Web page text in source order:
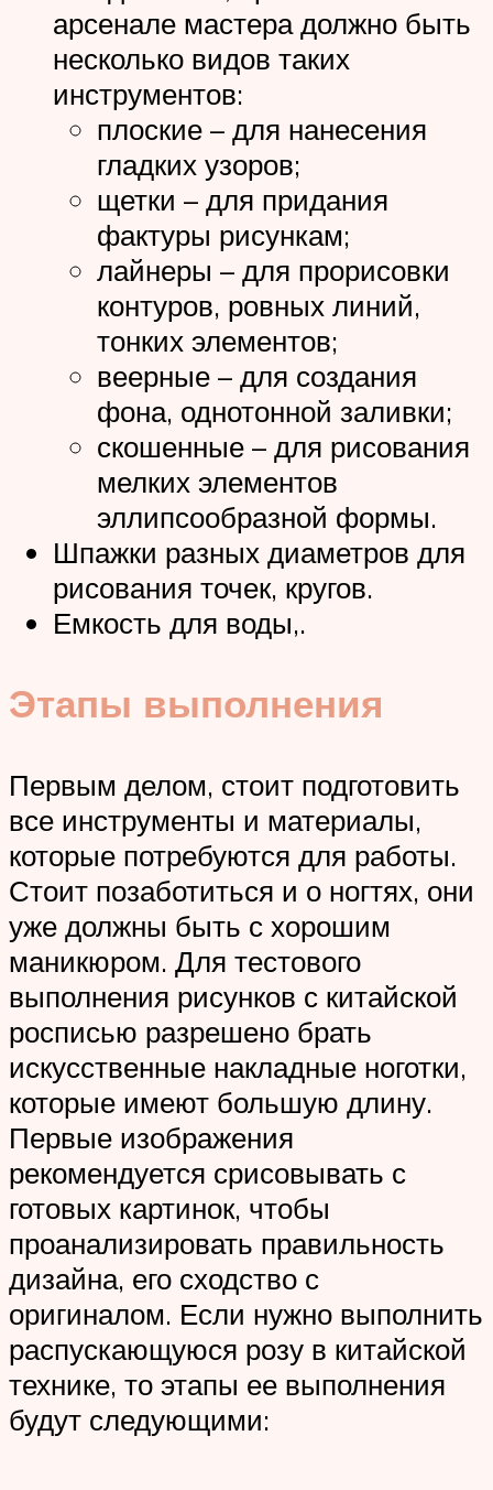
арсенале мастера должно быть
несколько видов таких
инструментов:
плоские – для нанесения
гладких узоров;
щетки – для придания
фактуры рисункам;
лайнеры – для прорисовки
контуров, ровных линий,
тонких элементов;
веерные – для создания
фона, однотонной заливки;
скошенные – для рисования
мелких элементов
эллипсообразной формы.
Шпажки разных диаметров для
рисования точек, кругов.
Емкость для воды,.
Этапы выполнения
Первым делом, стоит подготовить
все инструменты и материалы,
которые потребуются для работы.
Стоит позаботиться и о ногтях, они
уже должны быть с хорошим
маникюром. Для тестового
выполнения рисунков с китайской
росписью разрешено брать
искусственные накладные ноготки,
которые имеют большую длину.
Первые изображения
рекомендуется срисовывать с
готовых картинок, чтобы
проанализировать правильность
дизайна, его сходство с
оригиналом. Если нужно выполнить
распускающуюся розу в китайской
технике, то этапы ее выполнения
будут следующими: